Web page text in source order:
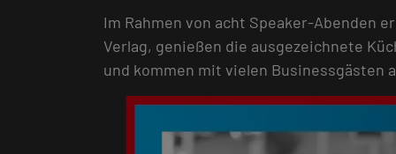
Im Rahmen von acht Speaker-Abenden
Verlag, genießen die ausgezeichnete
und kommen mit vielen Businessgästen